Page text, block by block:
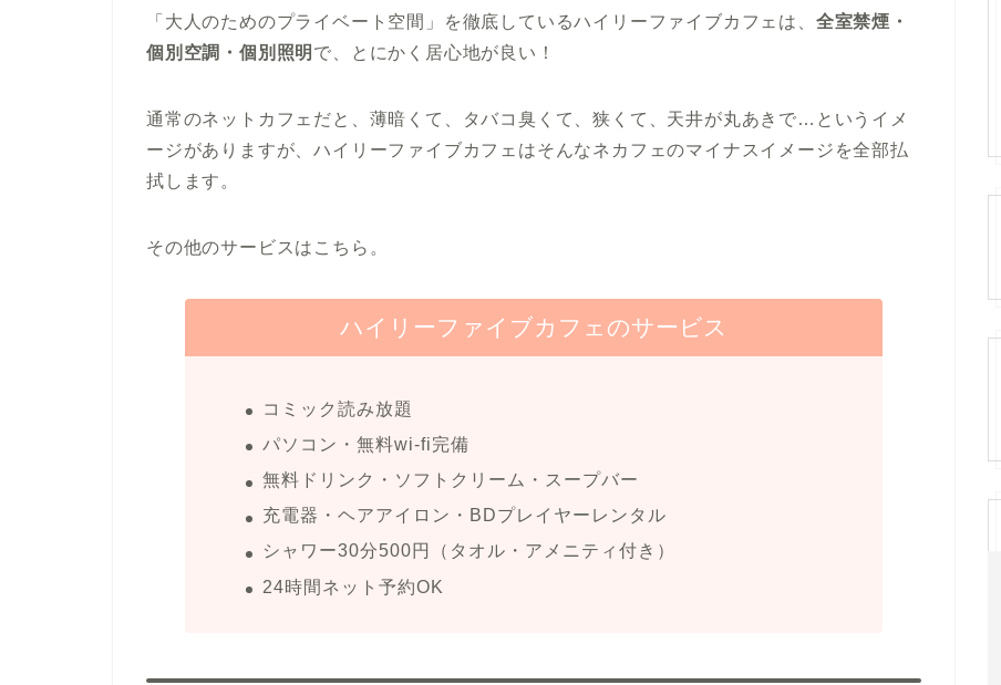
「大人のためのプライベート空間」を徹底しているハイリーファイブカフェは、 全室禁煙・
個別空調・個別照明 で、とにかく居心地が良い！
通常のネットカフェだと、薄暗くて、タバコ臭くて、狭くて、天井が丸あきで…というイメ
ージがありますが、ハイリーファイブカフェはそんなネカフェのマイナスイメージを全部払
拭します。
その他のサービスはこちら。
ハイリーファイブカフェのサービス
コミック読み放題
パソコン・無料wi-fi完備
無料ドリンク・ソフトクリーム・スープバー
充電器・ヘアアイロン・BDプレイヤーレンタル
シャワー30分500円（タオル・アメニティ付き）
24時間ネット予約OK